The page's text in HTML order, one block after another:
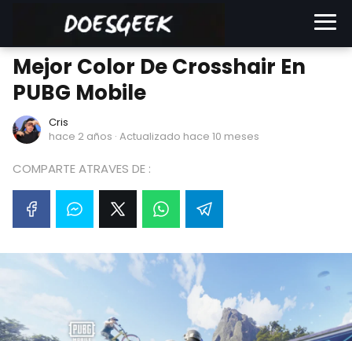
Mejor Color De Crosshair En
PUBG Mobile
Cris
hace 2 años · Actualizado hace 10 meses
COMPARTE ATRAVES DE :